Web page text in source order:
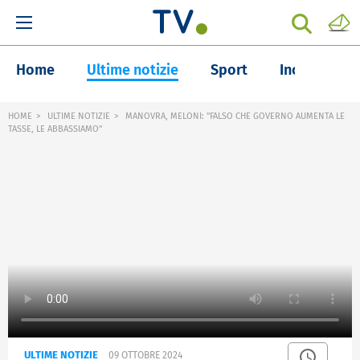
Home Ultime notizie Sport Inchieste
HOME ULTIME NOTIZIE
MANOVRA, MELONI: "FALSO CHE GOVERNO AUMENTA LE
TASSE, LE ABBASSIAMO"
ULTIME NOTIZIE 09 OTTOBRE 2024